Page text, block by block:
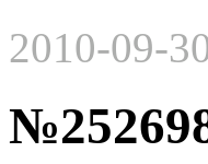
2010-09-